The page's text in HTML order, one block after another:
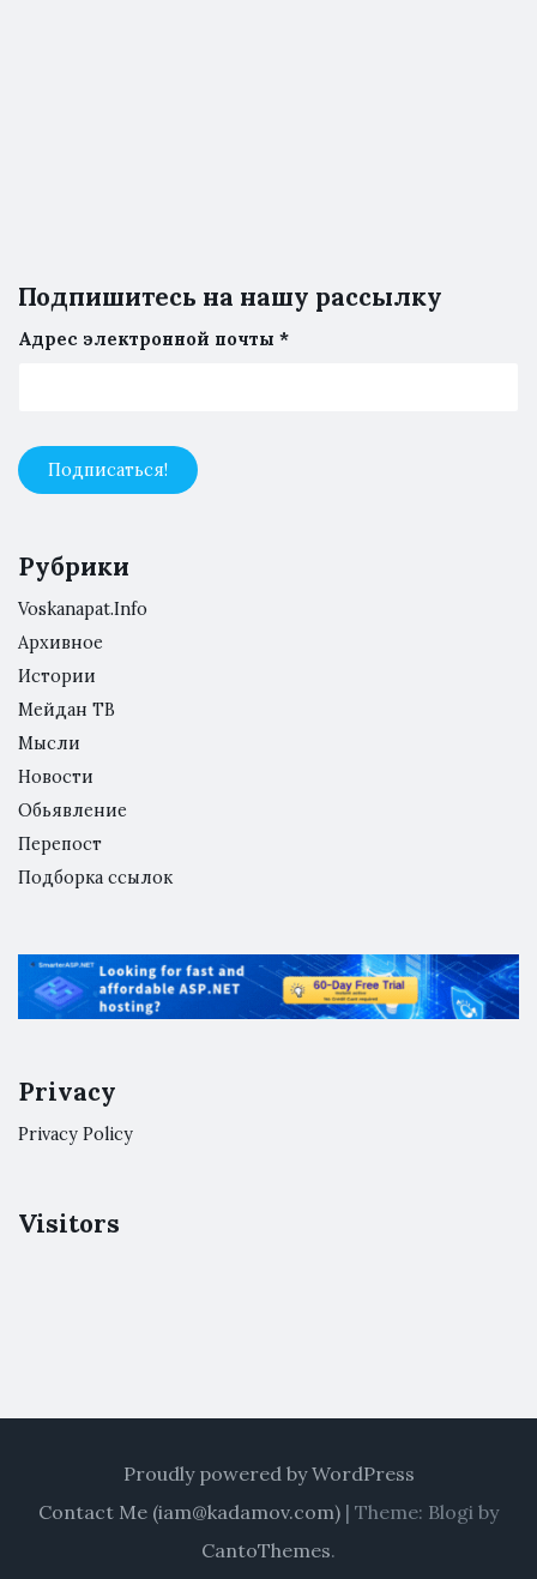
Подпишитесь на нашу рассылку
Адрес электронной почты *
Рубрики
Voskanapat.Info
Архивное
Истории
Мейдан ТВ
Мысли
Новости
Обьявление
Перепост
Подборка ссылок
Privacy
Privacy Policy
Visitors
Proudly powered by WordPress
Contact Me (iam@kadamov.com) | Theme: Blogi by
CantoThemes.